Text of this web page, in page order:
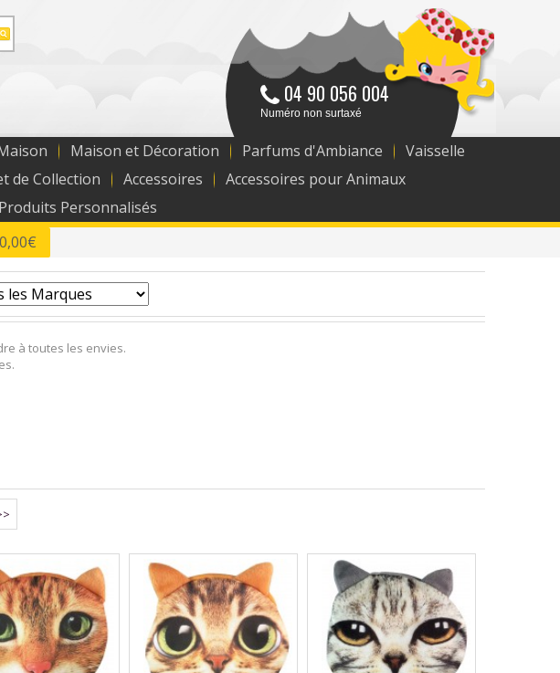
04 90 056 004
Numéro non surtaxé
Maison et Décoration Parfums d'Ambiance
Vaisselle
de Collection Accessoires
Accessoires pour Animaux
Produits Personnalisés
à toutes les envies.